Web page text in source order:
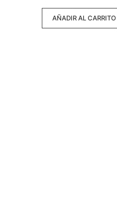
AÑADIR AL CARRITO